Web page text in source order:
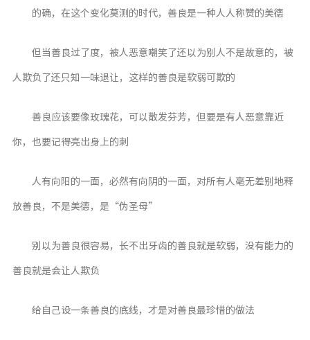
的确，在这个变化莫测的时代，善良是一种人人称赞的美德
但当善良过了度，被人恶意嘲笑了还以为别人不是故意的，被
人欺负了还只知一味退让，这样的善良是软弱可欺的
善良应该要像玫瑰花，可以散发芬芳，但要是有人恶意靠近
你，也要记得亮出身上的刺
人有向阳的一面，必然有向阴的一面，对所有人毫无差别地释
放善良，不是美德，是“伪圣母”
别以为善良很容易，长不出牙齿的善良就是软弱，没有能力的
善良就是会让人欺负
给自己设一条善良的底线，才是对善良最珍惜的做法